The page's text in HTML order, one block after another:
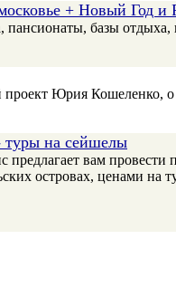
+ Новый Год и
базы
Юрия Кошеленко, о
на сейшелы
предлагает вам
островах, ценами на